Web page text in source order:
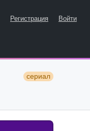
Регистрация Войти
сериал